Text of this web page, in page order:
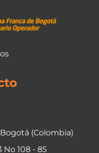
Bogotá (Colombia)
No 108 - 85